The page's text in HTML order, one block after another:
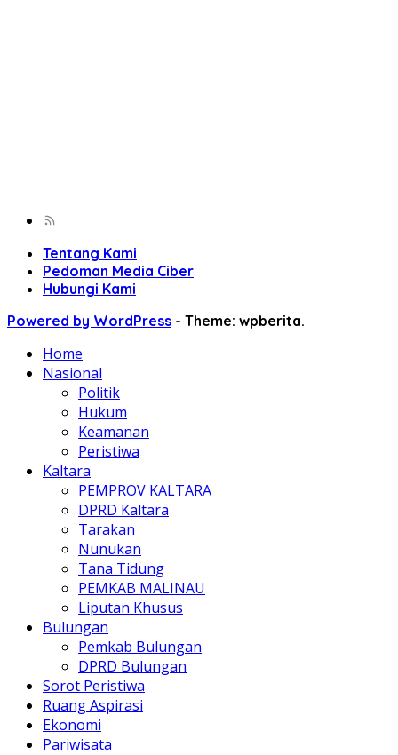
Tentang Kami
Pedoman Media Ciber
Hubungi Kami
Powered by WordPress - Theme: wpberita.
Home
Nasional
Politik
Hukum
Keamanan
Peristiwa
Kaltara
PEMPROV KALTARA
DPRD Kaltara
Tarakan
Nunukan
Tana Tidung
PEMKAB MALINAU
Liputan Khusus
Bulungan
Pemkab Bulungan
DPRD Bulungan
Sorot Peristiwa
Ruang Aspirasi
Ekonomi
Pariwisata